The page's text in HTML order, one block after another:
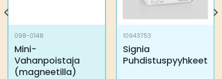
098-0148
Mini-
Vahanpoistaja
(magneetilla)
10943753
Signia
Puhdistuspyyhkeet